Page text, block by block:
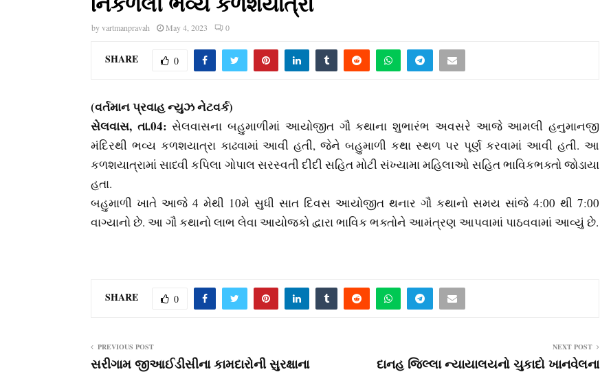
byvartmanpravah May 4, 2023 0
SHARE 0
(વર્તમાન પ્રવાહ ન્‍યુઝ નેટવર્ક)
સેલવાસ, તા.04:સેલવાસના બહુમાળીમાં આયોજીત ગૌ કથાના શુભારંભ અવસરે આજે આમલી હનુમાનજી
મંદિરથી ભવ્‍ય કળશયાત્રા કાઢવામાં આવી હતી, જેને બહુમાળી કથા સ્‍થળ પર પૂર્ણ કરવામાં આવી હતી. આ
કળશયાત્રામાં સાધ્‍વી કપિલા ગોપાલ સરસ્‍વતી દીદી સહિત મોટી સંખ્‍યામા મહિલાઓ સહિત ભાવિકભક્‍તો જોડાયા
હતા.
બહુમાળી ખાતે આજે 4 મેથી 10મે સુધી સાત દિવસ આયોજીત થનાર ગૌ કથાનો સમય સાંજે 4:00 થી 7:00
વાગ્‍યાનો છે. આ ગૌ કથાનો લાભ લેવા આયોજકો દ્વારા ભાવિક ભક્‍તોને આમંત્રણ આપવામાં પાઠવવામાં આવ્‍યું છે.
SHARE 0
PREVIOUS POST
સરીગામ જીઆઈડીસીના કામદારોની સુરક્ષાના
NEXT POST
દાનહ જિલ્લા ન્‍યાયાલયનો ચુકાદો ખાનવેલના